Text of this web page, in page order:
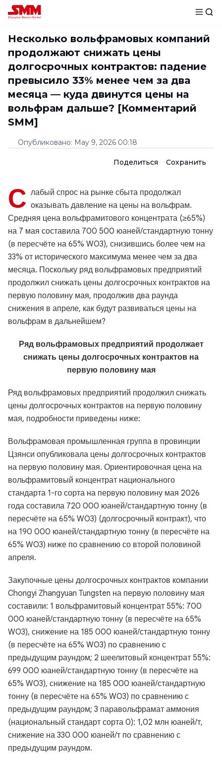
Несколько вольфрамовых компаний
продолжают снижать цены
долгосрочных контрактов: падение
превысило 33% менее чем за два
месяца — куда двинутся цены на
вольфрам дальше? [Комментарий
SMM]
Опубликовано: May 9, 2026 00:18
Поделиться Сохранить
С лабый спрос на рынке сбыта продолжал
оказывать давление на цены на вольфрам.
Средняя цена вольфрамитового концентрата (≥65%)
на 7 мая составила 700 500 юаней/стандартную тонну
(в пересчёте на 65% WO3), снизившись более чем на
33% от исторического максимума менее чем за два
месяца. Поскольку ряд вольфрамовых предприятий
продолжил снижать цены долгосрочных контрактов на
первую половину мая, продолжив два раунда
снижения в апреле, как будут развиваться цены на
вольфрам в дальнейшем?
Ряд вольфрамовых предприятий продолжает
снижать цены долгосрочных контрактов на
первую половину мая
Ряд вольфрамовых предприятий продолжил снижать
цены долгосрочных контрактов на первую половину
мая, подробности приведены ниже:
Вольфрамовая промышленная группа в провинции
Цзянси опубликовала цены долгосрочных контрактов
на первую половину мая. Ориентировочная цена на
вольфрамитовый концентрат национального
стандарта 1-го сорта на первую половину мая 2026
года составила 720 000 юаней/стандартную тонну (в
пересчёте на 65% WO3) (долгосрочный контракт), что
на 190 000 юаней/стандартную тонну (в пересчёте на
65% WO3) ниже по сравнению со второй половиной
апреля.
Закупочные цены долгосрочных контрактов компании
Chongyi Zhangyuan Tungsten на первую половину мая
составили: 1 вольфрамитовый концентрат 55%: 700
000 юаней/стандартную тонну (в пересчёте на 65%
WO3), снижение на 185 000 юаней/стандартную тонну
(в пересчёте на 65% WO3) по сравнению с
предыдущим раундом; 2 шеелитовый концентрат 55%:
699 000 юаней/стандартную тонну (в пересчёте на
65% WO3), снижение на 185 000 юаней/стандартную
тонну (в пересчёте на 65% WO3) по сравнению с
предыдущим раундом; 3 паравольфрамат аммония
(национальный стандарт сорта 0): 1,02 млн юаней/т,
снижение на 330 000 юаней/т по сравнению с
предыдущим раундом.